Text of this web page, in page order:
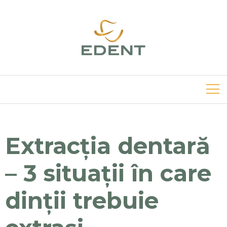
Extracția dentară
– 3 situații în care
dinții trebuie